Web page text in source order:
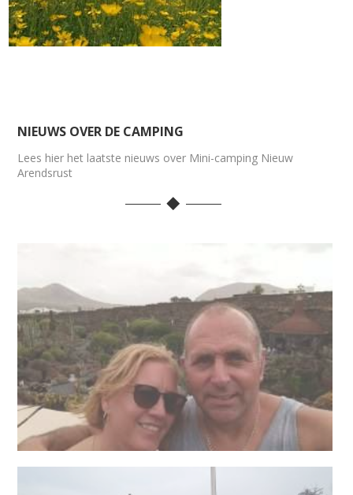
NIEUWS OVER DE CAMPING
Lees hier het laatste nieuws over Mini-camping Nieuw
Arendsrust